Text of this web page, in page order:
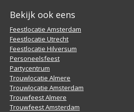
Bekijk ook eens
Feestlocatie Amsterdam
Feestlocatie Utrecht
Feestlocatie Hilversum
Personeelsfeest
Partycentrum
Trouwlocatie Almere
Trouwlocatie Amsterdam
Trouwfeest Almere
Trouwfeest Amsterdam